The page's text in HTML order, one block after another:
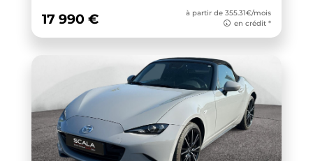
17 990 €
à partir de 355.31€/mois
en crédit *